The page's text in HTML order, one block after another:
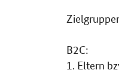
B2C:
1. Eltern